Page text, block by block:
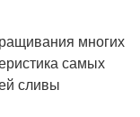
многих
самых
сливы